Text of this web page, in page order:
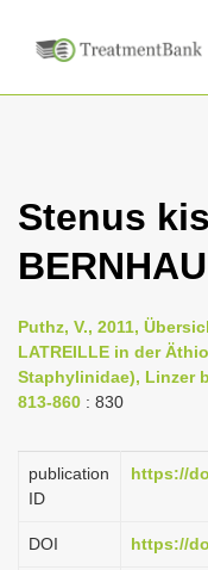
Stenus
Puthz, V., 2011,
LATREILLE in der
Staphylinidae), Linzer
813-860 : 830
publication
ID
https://
DOI https://